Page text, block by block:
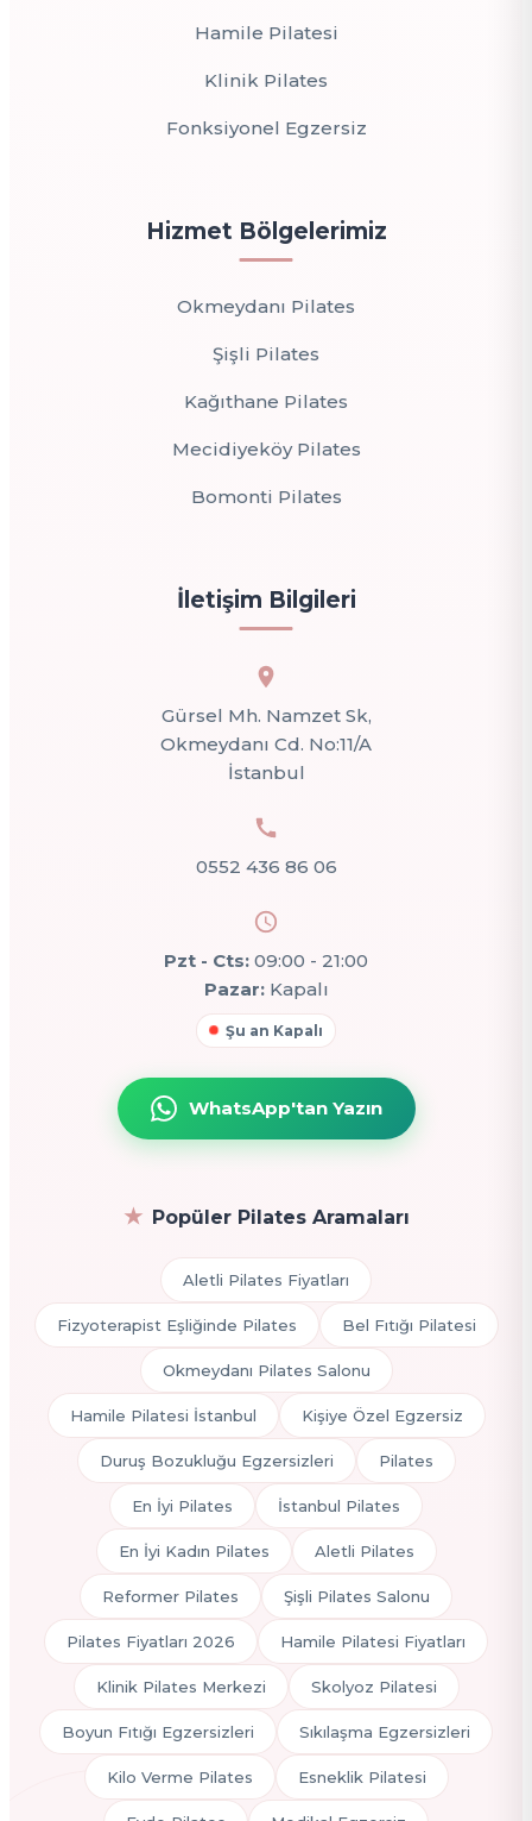
Hamile Pilatesi
Klinik Pilates
Fonksiyonel Egzersiz
Hizmet Bölgelerimiz
Okmeydanı Pilates
Şişli Pilates
Kağıthane Pilates
Mecidiyeköy Pilates
Bomonti Pilates
İletişim Bilgileri
Gürsel Mh. Namzet Sk,
Okmeydanı Cd. No:11/A
İstanbul
0552 436 86 06
Pzt - Cts: 09:00 - 21:00
Pazar:Kapalı
Şu an Kapalı
WhatsApp'tan Yazın
Popüler Pilates Aramaları
Aletli Pilates Fiyatları
Fizyoterapist Eşliğinde Pilates Bel Fıtığı Pilatesi
Okmeydanı Pilates Salonu
Hamile Pilatesi İstanbul Kişiye Özel Egzersiz
Duruş Bozukluğu Egzersizleri Pilates
En İyi Pilates İstanbul Pilates
En İyi Kadın Pilates Aletli Pilates
Reformer Pilates Şişli Pilates Salonu
Pilates Fiyatları 2026 Hamile Pilatesi Fiyatları
Klinik Pilates Merkezi Skolyoz Pilatesi
Boyun Fıtığı Egzersizleri Sıkılaşma Egzersizleri
Kilo Verme Pilates Esneklik Pilatesi